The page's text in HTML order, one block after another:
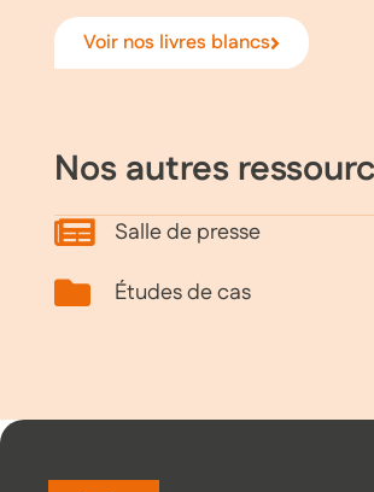
Voir nos livres blancs
Nos autres
Salle de presse
Études de cas